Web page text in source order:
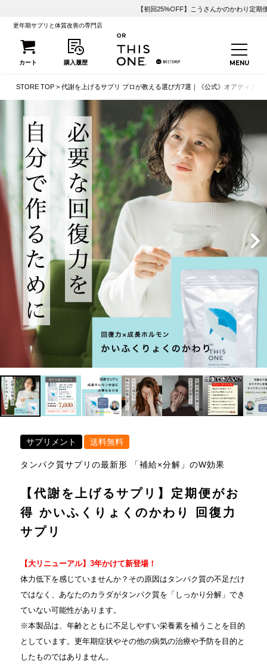
【初回25%OFF】こうさんかのかわり定期便が1,500円OFF！
更年期サプリと体質改善の専門店
STORE TOP 代謝を上げるサプリ プロが教える選び方7選｜《公式》オアディスワ
サプリメント 送料無料
タンパク質サプリの最新形 「補給×分解」のW効果
【代謝を上げるサプリ】定期便がお
得 かいふくりょくのかわり 回復力
サプリ
【大リニューアル】3年かけて新登場！
体力低下を感じていませんか？その原因はタンパク質の不足だけ
ではなく、あなたのカラダがタンパク質を「しっかり分解」でき
ていない可能性があります。
※本製品は、年齢とともに不足しやすい栄養素を補うことを目的
としています。更年期症状やその他の病気の治療や予防を目的と
したものではありません。